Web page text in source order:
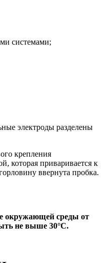
системами;
электроды разделены
крепления
которая приваривается к
ввернута пробка.
окружающей среды от
не выше 30°С.